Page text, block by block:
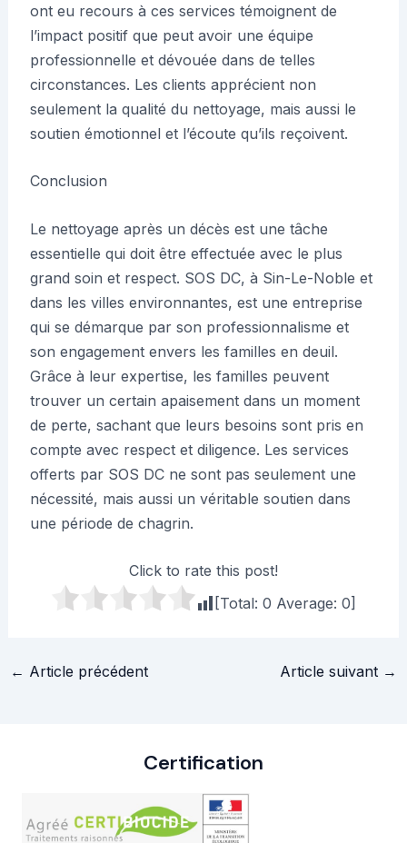
ont eu recours à ces services témoignent de
l’impact positif que peut avoir une équipe
professionnelle et dévouée dans de telles
circonstances. Les clients apprécient non
seulement la qualité du nettoyage, mais aussi le
soutien émotionnel et l’écoute qu’ils reçoivent.
Conclusion
Le nettoyage après un décès est une tâche
essentielle qui doit être effectuée avec le plus
grand soin et respect. SOS DC, à Sin-Le-Noble et
dans les villes environnantes, est une entreprise
qui se démarque par son professionnalisme et
son engagement envers les familles en deuil.
Grâce à leur expertise, les familles peuvent
trouver un certain apaisement dans un moment
de perte, sachant que leurs besoins sont pris en
compte avec respect et diligence. Les services
offerts par SOS DC ne sont pas seulement une
nécessité, mais aussi un véritable soutien dans
une période de chagrin.
Click to rate this post!
[Total: 0 Average: 0]
Navigation
← Article précédent Article suivant →
Certification